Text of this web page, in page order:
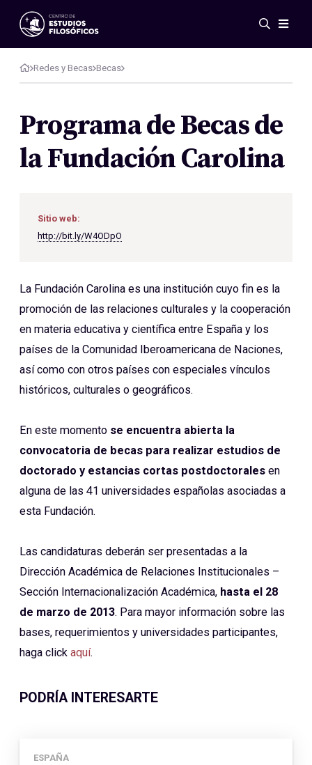
Eventos
Novedades
Investigación
Publicaciones
Galería
Miembros
Reglamento
Convenios
Redes y Becas Becas
Programa de Becas de
la Fundación Carolina
Sitio web:
http://bit.ly/W4ODpO
La Fundación Carolina es una institución cuyo fin es la
promoción de las relaciones culturales y la cooperación
en materia educativa y científica entre España y los
países de la Comunidad Iberoamericana de Naciones,
así como con otros países con especiales vínculos
históricos, culturales o geográficos.
En este momento se encuentra abierta la
convocatoria de becas para realizar estudios de
doctorado y estancias cortas postdoctorales en
alguna de las 41 universidades españolas asociadas a
esta Fundación.
Las candidaturas deberán ser presentadas a la
Dirección Académica de Relaciones Institucionales –
Sección Internacionalización Académica, hasta el 28
de marzo de 2013. Para mayor información sobre las
bases, requerimientos y universidades participantes,
haga click aquí.
PODRÍA INTERESARTE
ESPAÑA